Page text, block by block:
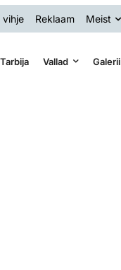
vihje Reklaam Meist
Tarbija Vallad Galerii